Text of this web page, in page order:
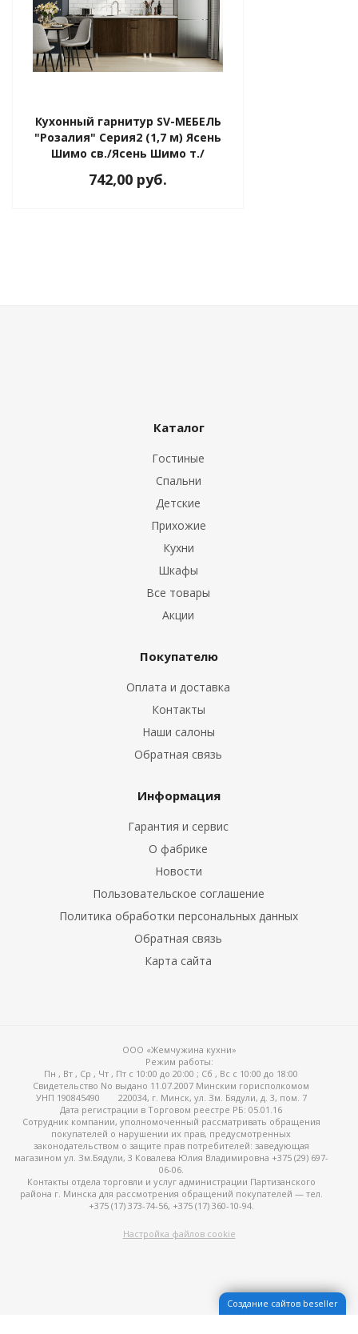
Кухонный гарнитур SV-МЕБЕЛЬ
"Розалия" Серия2 (1,7 м) Ясень
Шимо св./Ясень Шимо т./
742,00 руб.
Каталог
Гостиные
Спальни
Детские
Прихожие
Кухни
Шкафы
Все товары
Акции
Покупателю
Оплата и доставка
Контакты
Наши салоны
Обратная связь
Информация
Гарантия и сервис
О фабрике
Новости
Пользовательское соглашение
Политика обработки персональных данных
Обратная связь
Карта сайта
ООО «Жемчужина кухни»
Режим работы:
Пн , Вт , Ср , Чт , Пт c 10:00 до 20:00 ; Сб , Вс c 10:00 до 18:00
Свидетельство No выдано 11.07.2007 Минским горисполкомом
УНП 190845490
220034, г. Минск, ул. Зм. Бядули, д. 3, пом. 7
Дата регистрации в Торговом реестре РБ: 05.01.16
Сотрудник компании, уполномоченный рассматривать обращения
покупателей о нарушении их прав, предусмотренных
законодательством о защите прав потребителей: заведующая
магазином ул. Зм.Бядули, 3 Ковалева Юлия Владимировна +375 (29) 697-
06-06.
Контакты отдела торговли и услуг администрации Партизанского
района г. Минска для рассмотрения обращений покупателей — тел.
+375 (17) 373-74-56, +375 (17) 360-10-94.
Настройка файлов cookie
Создание сайтов beseller